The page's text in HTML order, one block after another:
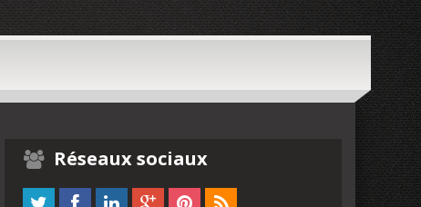
Réseaux sociaux